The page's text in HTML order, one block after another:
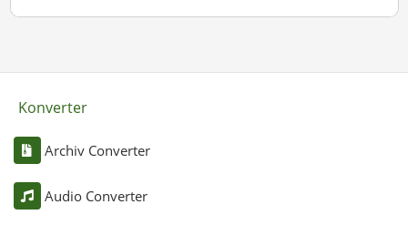
Konverter
Archiv Converter
Audio Converter